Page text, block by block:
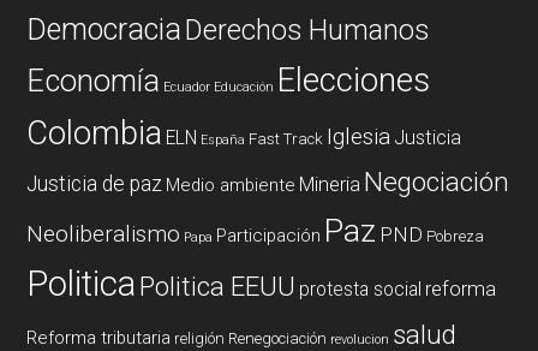
DemocraciaDerechos Humanos
Economía Ecuador Educación Elecciones
Colombia ELN España Fast Track Iglesia Justicia
Justicia de paz Medio ambiente Mineria Negociación
Neoliberalismo Papa Participación Paz PND Pobreza
PoliticaPolitica EEUU protesta social reforma
Reforma tributaria religión Renegociación revolucion salud